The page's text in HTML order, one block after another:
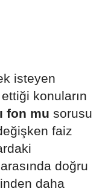
isteyen
konuların
fon mu sorusu
faiz
doğru
daha